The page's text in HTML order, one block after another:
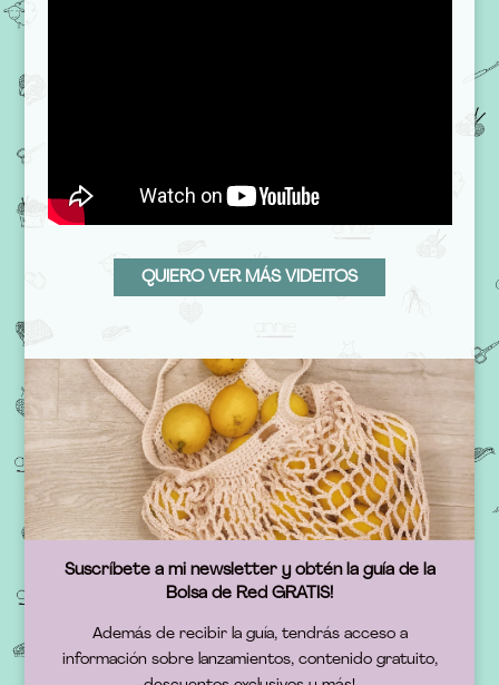
QUIERO VER MÁS VIDEITOS
Suscríbete a mi newsletter y obtén la guía de la
Bolsa de Red GRATIS!
Además de recibir la guía, tendrás acceso a
información sobre lanzamientos, contenido gratuito,